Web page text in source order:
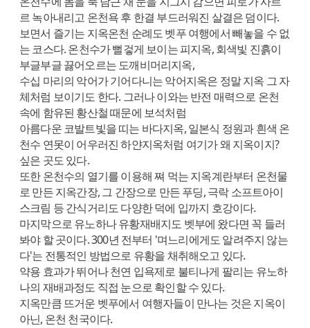
르 녹아내리고 온천욕 후 한결 부드러워진 살결은 덤이다.
보면서 즐기는 지옥온천 순례도 벳푸 여행에서 빼놓을 수 없
는 코스다. 온천수가 뻘겋게 보이는 피지옥, 회색빛 진흙이
부글부글 끓어오르는 도깨비머리지옥,
수십 마리의 악어가 기어다니는 악어지옥은 정말 지옥 그 자
체처럼 보이기도 한다. 그러나 이와는 반전 매력으로 온천
속에 함유된 황산철 때문에 보석처럼
아름다운 코발트빛을 띠는 바다지옥, 일본식 정원과 흰색 온
천수 연못이 어우러진 하얀지옥처럼 여기가 왜 지옥이지?
싶은 곳도 있다.
또한 온천수의 열기를 이용해 쪄 먹는 지옥계란부터 온천물
로 만든 지옥간장, 그 간장으로 만든 푸딩, 극락 소프트아이
스크림 등 간식거리도 다양한 덕에 입까지 호강이다.
마지막으로 유노하나 유황재배지도 벳부에 왔다면 꼭 들러
봐야 할 곳이다. 300년 전부터 '며느리에게도 알려주지 않는
다'는 전통적인 방법으로 유황을 채취해오고 있다.
약용 효과가 뛰어나 천연 입욕제로 불티나게 팔리는 유노하
나의 재배과정도 직접 눈으로 확인할 수 있다.
지옥만큼 뜨거운 벳푸에서 여행자들이 만나는 것은 지옥이
아닌, 온천 천국이다.